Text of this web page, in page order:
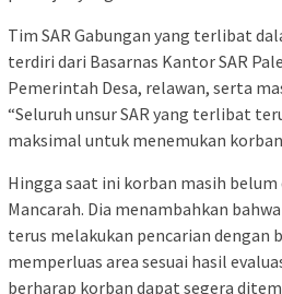
Tim SAR Gabungan yang terlibat
terdiri dari Basarnas Kantor SAR
Pemerintah Desa, relawan, serta
“Seluruh unsur SAR yang terlibat
maksimal untuk menemukan
Hingga saat ini korban masih belum
Mancarah. Dia menambahkan
terus melakukan pencarian dengan
memperluas area sesuai hasil
berharap korban dapat segera